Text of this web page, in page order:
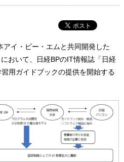
イ・ビー・エムと共同開発した
おいて、日経BPのIT情報誌「日経
用ガイドブックの提供を開始する